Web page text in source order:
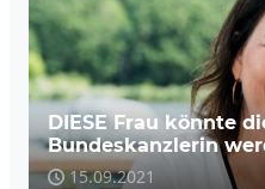
DIESE Frau könnte
Bundeskanzlerin
15.09.2021